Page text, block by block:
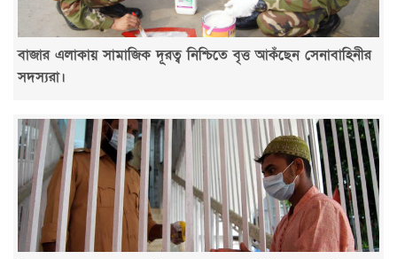
বাজার এলাকায় সামাজিক দূরত্ব নিশ্চিতে বৃত্ত আকঁছেন সেনাবাহিনীর
সদস্যরা।